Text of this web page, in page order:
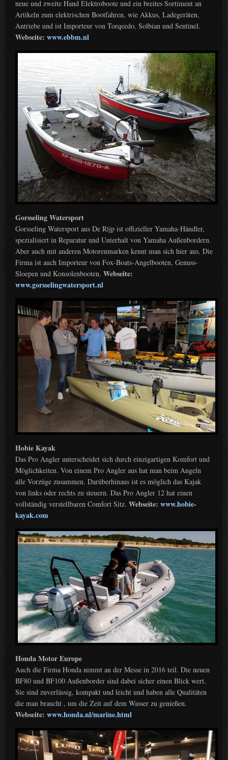
neue und zweite Hand Elektroboote und ein breites Sortiment an
Artikeln zum elektrischen Bootfahren, wie Akkus, Ladegeräten,
Antriebe und ist Importeur von Torqeedo, Solbian und Sentinel.
Webseite: www.ebbm.nl
Gorsseling Watersport
Gorsseling Watersport aus De Rijp ist offizieller Yamaha-Händler,
spezialisiert in Reparatur und Unterhalt von Yamaha Außenbordern.
Aber auch mit anderen Motorenmarken kennt man sich hier aus. Die
Firma ist auch Importeur von Fox-Boats-Angelbooten, Genuss-
Sloepen und Konsolenbooten. Webseite:
www.gorsselingwatersport.nl
Hobie Kayak
Das Pro Angler unterscheidet sich durch einzigartigen Komfort und
Möglichkeiten. Von einem Pro Angler aus hat man beim Angeln
alle Vorzüge zusammen. Darüberhinaus ist es möglich das Kajak
von links oder rechts zu steuern. Das Pro Angler 12 hat einen
vollständig verstellbaren Comfort Sitz. Webseite: www.hobie-
kayak.com
Honda Motor Europe
Auch die Firma Honda nimmt an der Messe in 2016 teil. Die neuen
BF80 und BF100 Außenborder sind dabei sicher einen Blick wert.
Sie sind zuverlässig, kompakt und leicht und haben alle Qualitäten
die man braucht , um die Zeit auf dem Wasser zu genießen.
Webseite: www.honda.nl/marine.html